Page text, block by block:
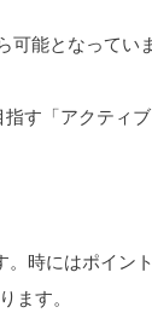
能となって
す「アクティ
時にはポイン
ます。